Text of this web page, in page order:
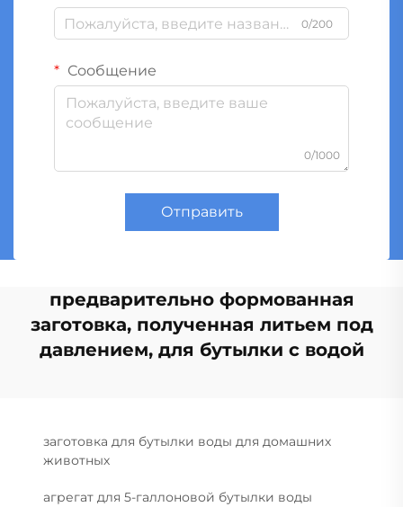
0/200
Сообщение
0/1000
Отправить
предварительно формованная
заготовка, полученная литьем под
давлением, для бутылки с водой
заготовка для бутылки воды для домашних
животных
агрегат для 5-галлоновой бутылки воды